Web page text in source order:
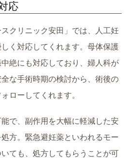
応
クリニック安田」では、人工妊
く対応してくれます。母体保護
絶にも対応しており、婦人科が
な手術時期の検討から、術後の
ローしてくれます。
で、副作用を大幅に軽減した安
方。緊急避妊薬といわれるモー
ても、処方してもらうことが可